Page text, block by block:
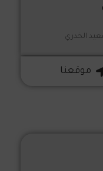
الخدري
موقعنا